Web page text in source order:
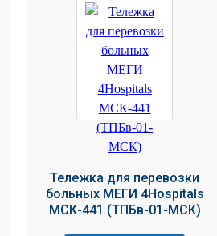
Тележка для перевозки
больных МЕГИ 4Hospitals
МСК-441 (ТПБв-01-МСК)